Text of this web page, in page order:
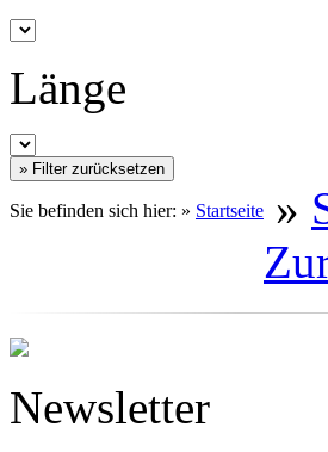
Länge
Sie befinden sich hier: » Startseite »
Newsletter